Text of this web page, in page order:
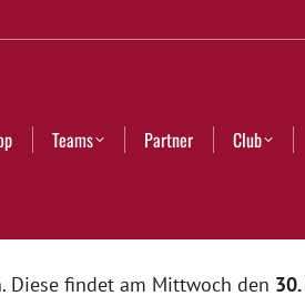
Teams Partner Club
Diese findet am Mittwoch den
Partner Club Camps &